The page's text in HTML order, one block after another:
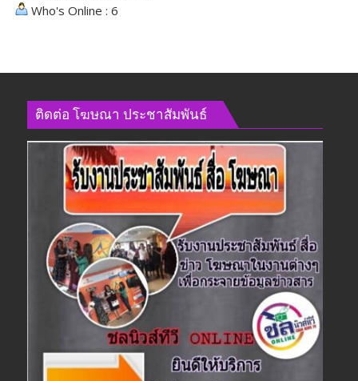
Who's Online : 6
ติดต่อ​ โฆษณา​ ประชาสัมพันธ์